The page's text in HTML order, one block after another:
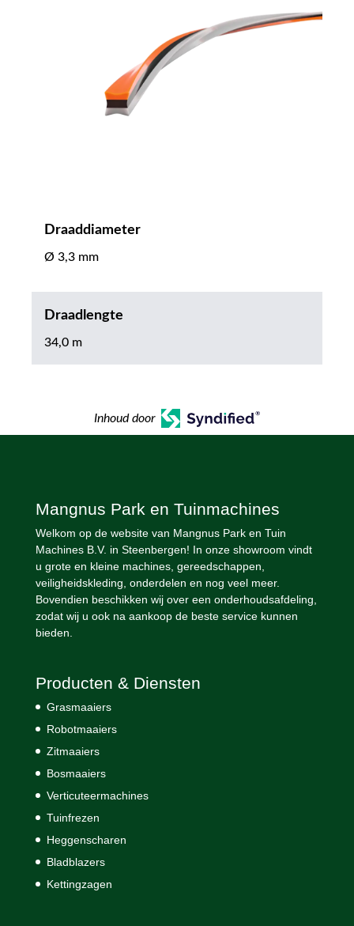
Draaddiameter
Ø 3,3 mm
Draadlengte
34,0 m
Inhoud door
Mangnus Park en Tuinmachines
Welkom op de website van Mangnus Park en Tuin
Machines B.V. in Steenbergen! In onze showroom vindt
u grote en kleine machines, gereedschappen,
veiligheidskleding, onderdelen en nog veel meer.
Bovendien beschikken wij over een onderhoudsafdeling,
zodat wij u ook na aankoop de beste service kunnen
bieden.
Producten & Diensten
Grasmaaiers
Robotmaaiers
Zitmaaiers
Bosmaaiers
Verticuteermachines
Tuinfrezen
Heggenscharen
Bladblazers
Kettingzagen